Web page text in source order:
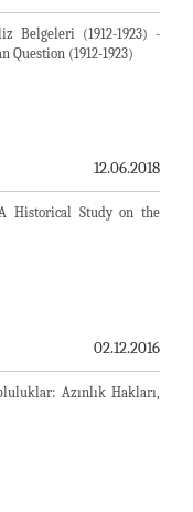
Belgeleri (1912-1923) -
Question (1912-1923)
12.06.2018
Historical Study on the
02.12.2016
Azınlık Hakları,